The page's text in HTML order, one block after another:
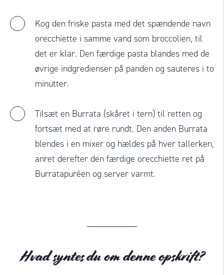
Kog den friske pasta med det spændende navn
orecchiette i samme vand som broccolien, til
det er klar. Den færdige pasta blandes med de
øvrige indgredienser på panden og sauteres i to
minutter.
Tilsæt en Burrata (skåret i tern) til retten og
fortsæt med at røre rundt. Den anden Burrata
blendes i en mixer og hældes på hver tallerken,
anret derefter den færdige orecchiette ret på
Burratapuréen og server varmt.
Hvad syntes du om denne opskrift?